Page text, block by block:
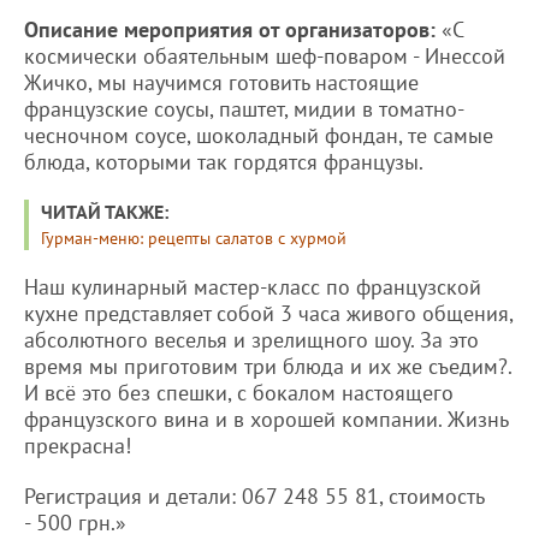
Описание мероприятия от организаторов: «С
космически обаятельным шеф-поваром - Инессой
Жичко, мы научимся готовить настоящие
французские соусы, паштет, мидии в томатно-
чесночном соусе, шоколадный фондан, те самые
блюда, которыми так гордятся французы.
ЧИТАЙ ТАКЖЕ:
Гурман-меню: рецепты салатов с хурмой
Наш кулинарный мастер-класс по французской
кухне представляет собой 3 часа живого общения,
абсолютного веселья и зрелищного шоу. За это
время мы приготовим три блюда и их же съедим?.
И всё это без спешки, с бокалом настоящего
французского вина и в хорошей компании. Жизнь
прекрасна!
Регистрация и детали: 067 248 55 81, стоимость
- 500 грн.»